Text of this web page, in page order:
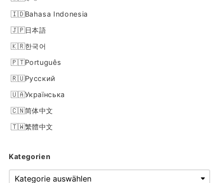
Bahasa Indonesia
日本語
한국어
Português
Русский
Українська
简体中文
繁體中文
Kategorien